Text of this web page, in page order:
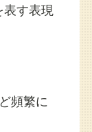
表す表現
頻繁に